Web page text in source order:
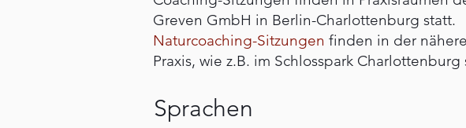
Greven GmbH in Berlin-Charlottenburg statt.
Naturcoaching-Sitzungen finden in der
Praxis, wie z.B. im Schlosspark Charlottenburg
Sprachen